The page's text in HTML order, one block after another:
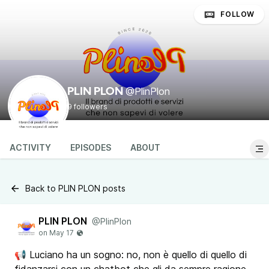
PLIN PLON @PlinPlon
9 followers
FOLLOW
ACTIVITY EPISODES ABOUT
Back to PLIN PLON posts
PLIN PLON @PlinPlon
📢 Luciano ha un sogno: no, non è quello di quello di